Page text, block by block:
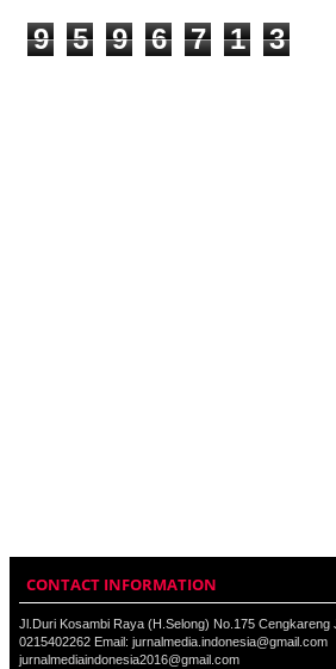
9 5 9 6 7 1 3
CONTACT INFORMATION
Jl.Duri Kosambi Raya (H.Selong) No.175 Cengkareng
0215402262 Email: jurnalmedia.indonesia@gmail.com
jurnalmediaindonesia2016@gmail.com